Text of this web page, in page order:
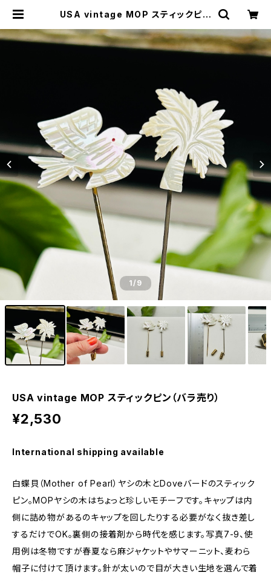
USA vintage MOP スティックピン
ntage
1/9
USA vintage MOP スティックピン（バラ売り）
¥2,530
International shipping available
白蝶貝（Mother of Pearl）ヤシの木とDoveバードのスティック
ピン。MOPヤシの木はちょっと珍しいモチーフです。キャップは内
側に詰め物があるのキャップを回したりする必要がなく抜き差し
するだけでOK。裏側の接着剤から時代を感じます。写真7-9、使
用例は冬物ですが春夏なら麻ジャケットやサマーニット、麦わら
帽子に付けて頂けます。針が太いので目が大きい生地を選んで着